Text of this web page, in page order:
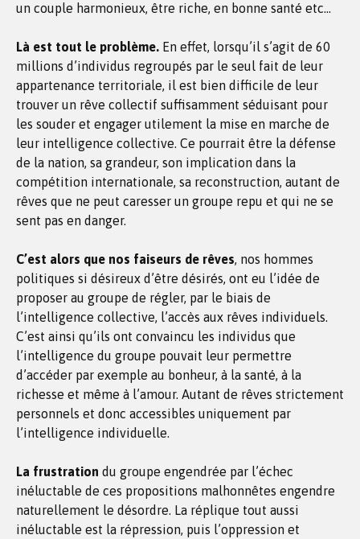
un couple harmonieux, être riche, en bonne santé etc…
Là est tout le problème. En effet, lorsqu’il s’agit de 60
millions d’individus regroupés par le seul fait de leur
appartenance territoriale, il est bien difficile de leur
trouver un rêve collectif suffisamment séduisant pour
les souder et engager utilement la mise en marche de
leur intelligence collective. Ce pourrait être la défense
de la nation, sa grandeur, son implication dans la
compétition internationale, sa reconstruction, autant de
rêves que ne peut caresser un groupe repu et qui ne se
sent pas en danger.
C’est alors que nos faiseurs de rêves, nos hommes
politiques si désireux d’être désirés, ont eu l’idée de
proposer au groupe de régler, par le biais de
l’intelligence collective, l’accès aux rêves individuels.
C’est ainsi qu’ils ont convaincu les individus que
l’intelligence du groupe pouvait leur permettre
d’accéder par exemple au bonheur, à la santé, à la
richesse et même à l’amour. Autant de rêves strictement
personnels et donc accessibles uniquement par
l’intelligence individuelle.
La frustration du groupe engendrée par l’échec
inéluctable de ces propositions malhonnêtes engendre
naturellement le désordre. La réplique tout aussi
inéluctable est la répression, puis l’oppression et